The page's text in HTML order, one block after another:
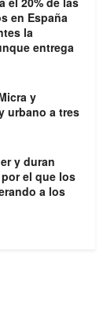
en España
la
entrega
y
urbano a tres
y duran
el que los
a los